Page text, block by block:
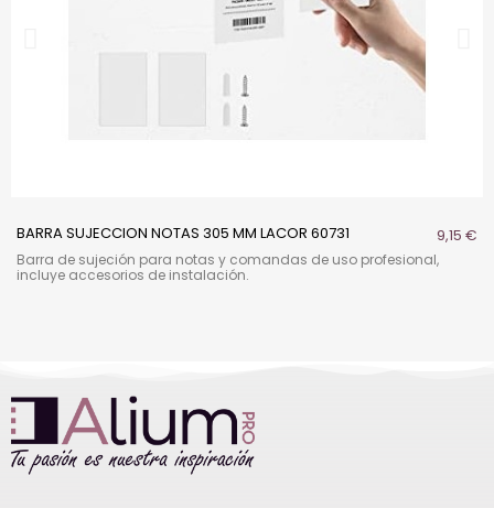
BARRA SUJECCION NOTAS 305 MM LACOR 60731 9,15 €
Barra de sujeción para notas y comandas de uso profesional,
incluye accesorios de instalación.